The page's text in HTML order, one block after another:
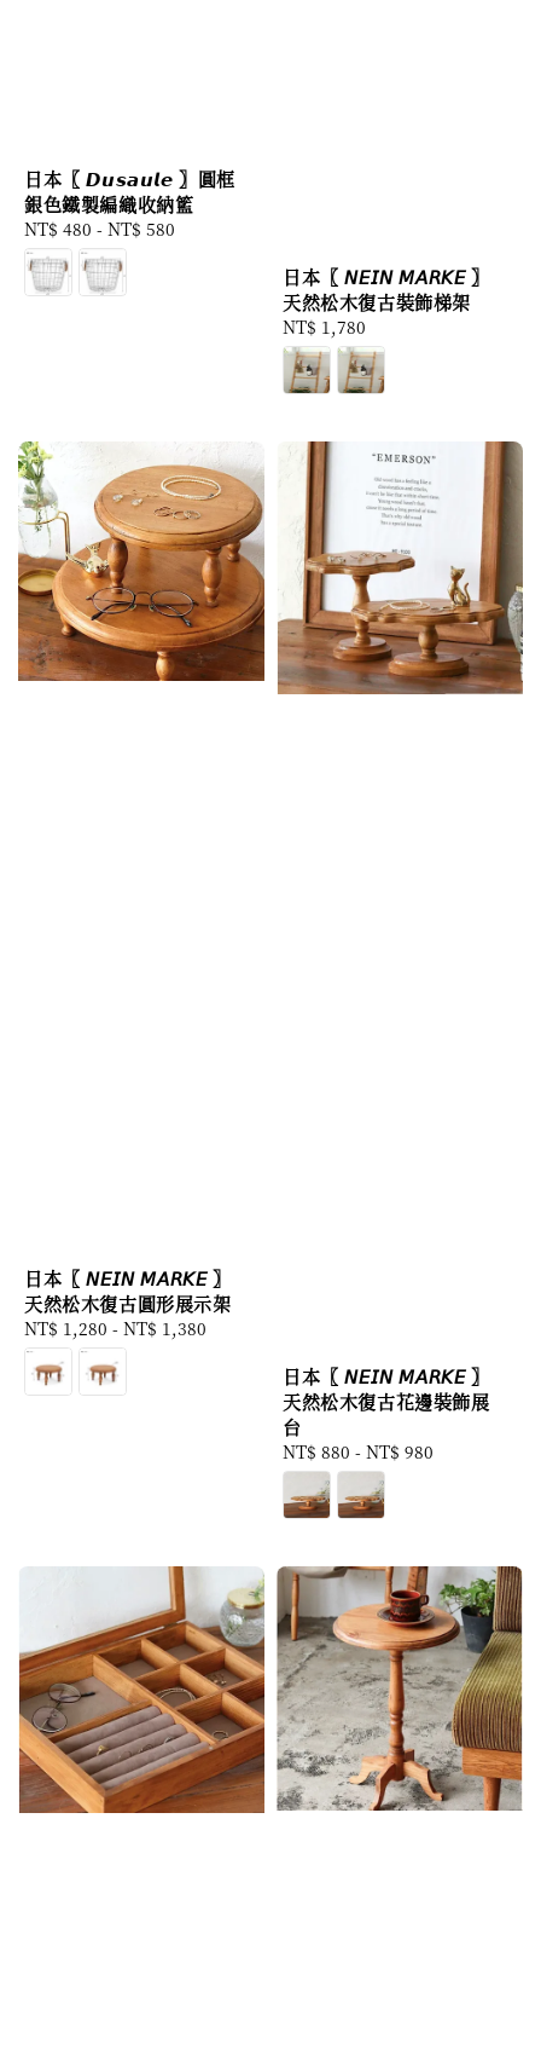
日本〖 𝘿𝙪𝙨𝙖𝙪𝙡𝙚 〗圓框
銀色鐵製編織收納籃
Regular
price
NT$ 480 - NT$ 580
日本〖 𝘕𝘌𝘐𝘕 𝘔𝘈𝘙𝘒𝘌 〗
天然松木復古裝飾梯架
Regular
price
NT$ 1,780
日本〖 𝘕𝘌𝘐𝘕 𝘔𝘈𝘙𝘒𝘌 〗
天然松木復古圓形展示架
Regular
price
NT$ 1,280 - NT$ 1,380
日本〖 𝘕𝘌𝘐𝘕 𝘔𝘈𝘙𝘒𝘌 〗
天然松木復古花邊裝飾展
台
Regular
price
NT$ 880 - NT$ 980